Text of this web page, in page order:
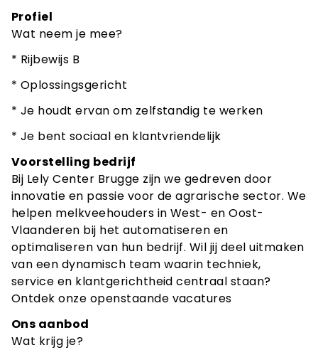
Profiel
Wat neem je mee?
* Rijbewijs B
* Oplossingsgericht
* Je houdt ervan om zelfstandig te werken
* Je bent sociaal en klantvriendelijk
Voorstelling bedrijf
Bij Lely Center Brugge zijn we gedreven door
innovatie en passie voor de agrarische sector. We
helpen melkveehouders in West- en Oost-
Vlaanderen bij het automatiseren en
optimaliseren van hun bedrijf. Wil jij deel uitmaken
van een dynamisch team waarin techniek,
service en klantgerichtheid centraal staan?
Ontdek onze openstaande vacatures
Ons aanbod
Wat krijg je?